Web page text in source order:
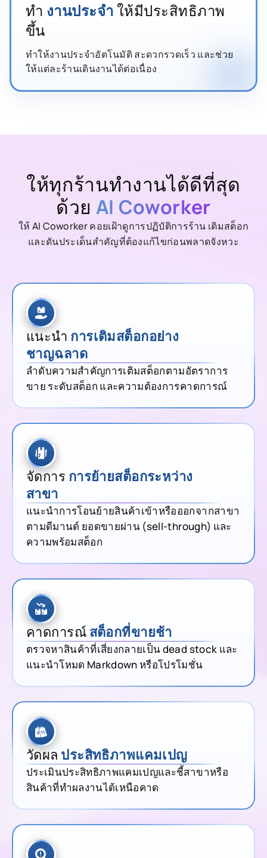
ทำ งานประจำให้มีประสิทธิภาพ
ขึ้น
ทำให้งานประจำอัตโนมัติ สะดวกรวดเร็ว และช่วย
ให้แต่ละร้านเดินงานได้ต่อเนื่อง
ให้ทุกร้านทำงานได้ดีที่สุด
ด้วย AI Coworker
ให้ AI Coworker คอยเฝ้าดูการปฏิบัติการร้าน เติมสต็อก
และดันประเด็นสำคัญที่ต้องแก้ไขก่อนพลาดจังหวะ
แนะนำ การเติมสต็อกอย่าง
ชาญฉลาด
ลำดับความสำคัญการเติมสต็อกตามอัตราการ
ขาย ระดับสต็อก และความต้องการคาดการณ์
จัดการ การย้ายสต็อกระหว่าง
สาขา
แนะนำการโอนย้ายสินค้าเข้าหรือออกจากสาขา
ตามดีมานด์ ยอดขายผ่าน (sell-through) และ
ความพร้อมสต็อก
คาดการณ์ สต็อกที่ขายช้า
ตรวจหาสินค้าที่เสี่ยงกลายเป็น dead stock และ
แนะนำโหมด Markdown หรือโปรโมชั่น
วัดผล ประสิทธิภาพแคมเปญ
ประเมินประสิทธิภาพแคมเปญและชี้สาขาหรือ
สินค้าที่ทำผลงานได้เหนือคาด